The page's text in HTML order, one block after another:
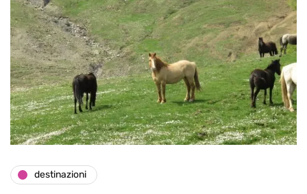
destinazioni